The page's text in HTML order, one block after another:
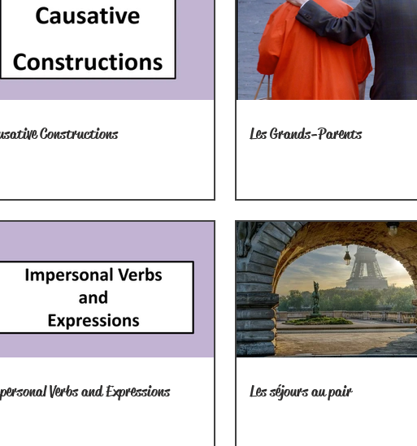
Constructions Les Grands-Parents
Verbs and Expressions Les séjours au pair